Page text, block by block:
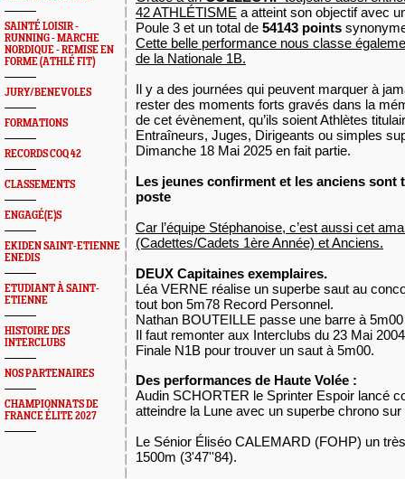
SAINTÉ LOISIR -
RUNNING - MARCHE
NORDIQUE - REMISE EN
FORME (ATHLÉ FIT)
JURY/BENEVOLES
FORMATIONS
RECORDS COQ 42
CLASSEMENTS
ENGAGÉ(E)S
EKIDEN SAINT-ETIENNE
ENEDIS
ETUDIANT À SAINT-
ETIENNE
HISTOIRE DES
INTERCLUBS
NOS PARTENAIRES
CHAMPIONNATS DE
FRANCE ÉLITE 2027
42 ATHLÉTISME a atteint son objectif avec
Poule 3 et un total de 54143 points
Cette belle performance nous classe
de la Nationale 1B.
Il y a des journées qui peuvent marquer à
rester des moments forts gravés dans la
de cet évènement, qu’ils soient Athlètes
Entraîneurs, Juges, Dirigeants ou simples
Dimanche 18 Mai 2025 en fait partie.
Les jeunes confirment et les anciens sont
poste
Car l’équipe Stéphanoise, c’est aussi cet
(Cadettes/Cadets 1ère Année) et Anciens.
DEUX Capitaines exemplaires.
Léa VERNE réalise un superbe saut au
tout bon 5m78 Record Personnel.
Nathan BOUTEILLE passe une barre à
Il faut remonter aux Interclubs du 23 Mai
Finale N1B pour trouver un saut à 5m00.
Des performances de Haute Volée :
Audin SCHORTER le Sprinter Espoir lancé
atteindre la Lune avec un superbe chrono
Le Sénior Éliséo CALEMARD (FOHP) un
1500m (3'47''84).